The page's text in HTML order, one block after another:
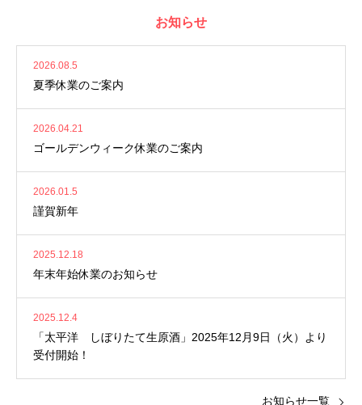
お知らせ
2026.08.5
夏季休業のご案内
2026.04.21
ゴールデンウィーク休業のご案内
2026.01.5
謹賀新年
2025.12.18
年末年始休業のお知らせ
2025.12.4
「太平洋 しぼりたて生原酒」2025年12月9日（火）より
受付開始！
お知らせ一覧